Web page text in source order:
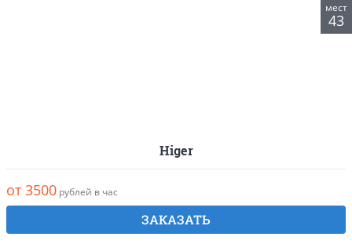
мест
43
Higer
от 3500 рублей в час
ЗАКАЗАТЬ